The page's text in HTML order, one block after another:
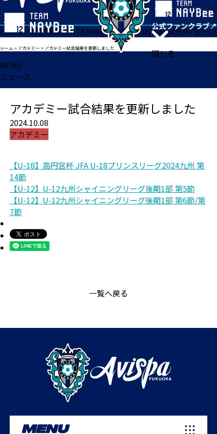
閉じる
HOMETICKETMATCHTEAMNEWSGOODSFANACADEMY
ホーム > アカデミー > アカデミー試合結果を更新しました
NEWS
ニュース
アカデミー試合結果を更新しました
2024.10.08
アカデミー
【U-18】高円宮杯 JFA U-18プリンスリーグ2024九州 第
14節
【U-12】U-12九州シャイニングリーグ後期1部 第5節
【U-12】U-12九州シャイニングリーグ後期1部 第6節/第
7節
一覧へ戻る
MENU